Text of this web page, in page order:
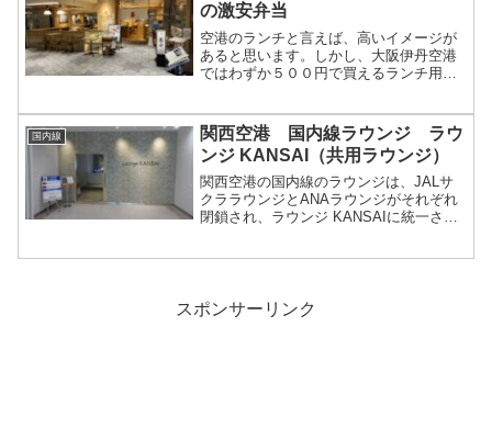
の激安弁当
空港のランチと言えば、高いイメージが
あると思います。しかし、大阪伊丹空港
ではわずか５００円で買えるランチ用の
介したいと思います。
国内線
関西空港 国内線ラウンジ ラウ
ンジ KANSAI（共用ラウンジ）
関西空港の国内線のラウンジは、JALサ
クララウンジとANAラウンジがそれぞれ
閉鎖され、ラウンジ KANSAIに統一され
スポンサーリンク